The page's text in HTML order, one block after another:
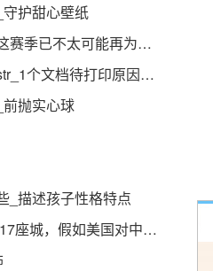
护甜心壁纸
米体：什克即将回到意大利，这赛季已不太可能再为国米出场
一个文档待打印原因为administr_1个文档待打印原因为administrator
抛实心球
_描述孩子性格特点
环球观焦点：870枚核弹覆盖117座城，假如美国对中国进行核打击，后果会怎么样